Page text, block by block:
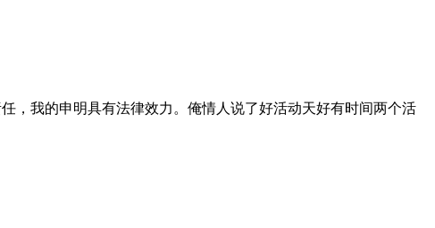
，我的申明具有法律效力。俺情人说了好活动天好有时间两个活